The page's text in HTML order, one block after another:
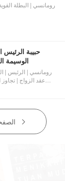
رومانسي | البطلة
حبيبة الرئيس
الوسيمة
رومانسي | الرئيس |
عقد الزواج |
